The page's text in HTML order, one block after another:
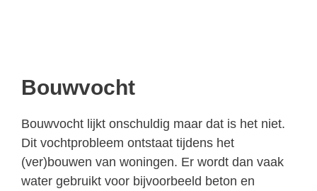
Bouwvocht
Bouwvocht lijkt onschuldig maar dat is het niet.
Dit vochtprobleem ontstaat tijdens het
(ver)bouwen van woningen. Er wordt dan vaak
water gebruikt voor bijvoorbeeld beton en